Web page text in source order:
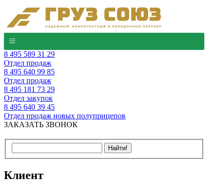
8 495 589 31 29
Отдел продаж
8 495 640 99 85
Отдел продаж
8 495 181 73 29
Отдел закупок
8 495 640 39 45
Отдел продаж новых полуприцепов
ЗАКАЗАТЬ ЗВОНОК
Клиент